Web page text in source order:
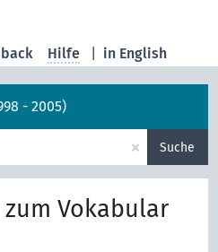
in English
Hilfe
- 2005)
× Suche
Vokabular